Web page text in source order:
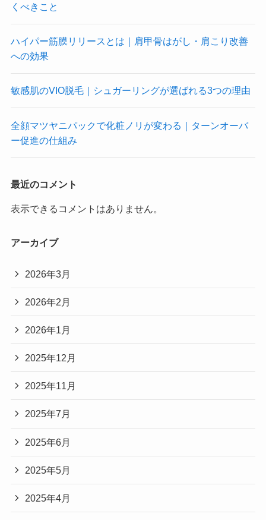
くべきこと
ハイパー筋膜リリースとは｜肩甲骨はがし・肩こり改善
への効果
敏感肌のVIO脱毛｜シュガーリングが選ばれる3つの理由
全顔マツヤニパックで化粧ノリが変わる｜ターンオーバ
ー促進の仕組み
最近のコメント
表示できるコメントはありません。
アーカイブ
2026年3月
2026年2月
2026年1月
2025年12月
2025年11月
2025年7月
2025年6月
2025年5月
2025年4月